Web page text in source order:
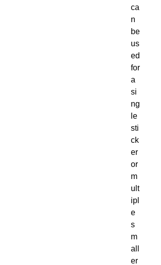
ca
n
be
us
ed
for
a
si
ng
le
sti
ck
er
or
m
ult
ipl
e
s
m
all
er